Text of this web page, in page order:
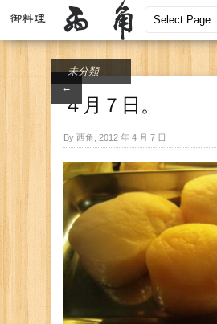
←
未分類
４月７日。
By 西角, 2012 年 4 月 7 日